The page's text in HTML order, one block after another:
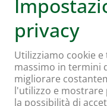
Supercard
Hello Family Club
Mondovino
Seguiteci su